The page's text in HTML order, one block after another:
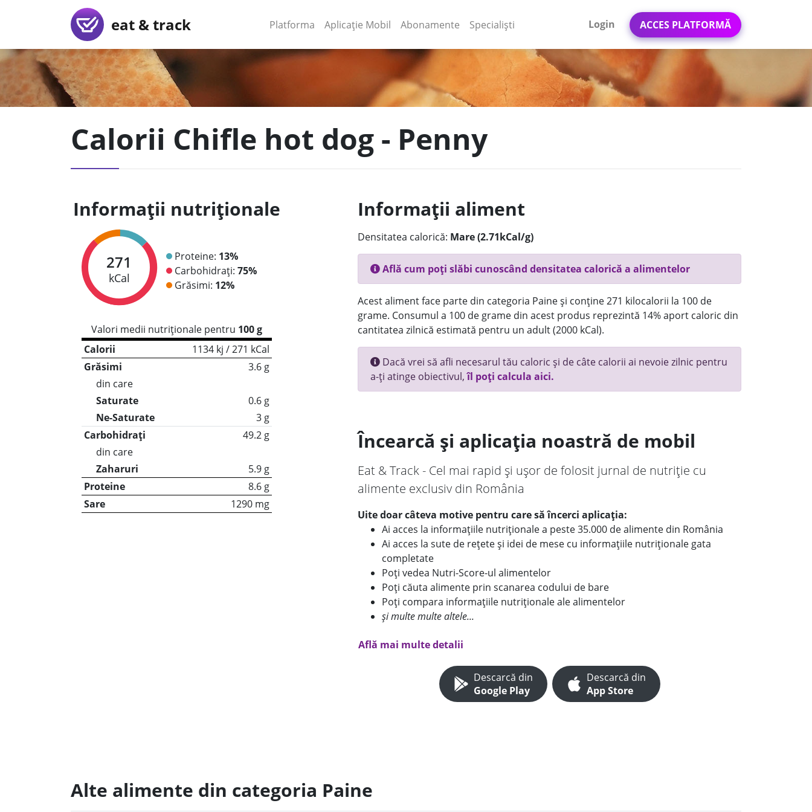
eat & track Platforma (current)
Aplicație Mobil (current)
Abonamente Specialiști Login ACCES PLATFORMĂ
Calorii Chifle hot dog - Penny
Informații nutriționale
271
kCal
Proteine: 13%
Carbohidrați: 75%
Grăsimi: 12%
Valori medii nutriționale pentru 100 g
Calorii
1134 kj / 271 kCal
Grăsimi
3.6 g
din care
Saturate
0.6 g
Ne-Saturate
3 g
Carbohidrați
49.2 g
din care
Zaharuri
5.9 g
Proteine
8.6 g
Sare
1290 mg
Informații aliment
Densitatea calorică: Mare (2.71kCal/g)
Află cum poți slăbi cunoscând densitatea calorică a alimentelor
Acest aliment face parte din categoria Paine și conține 271 kilocalorii la 100 de
grame. Consumul a 100 de grame din acest produs reprezintă 14% aport caloric din
cantitatea zilnică estimată pentru un adult (2000 kCal).
Dacă vrei să afli necesarul tău caloric și de câte calorii ai nevoie zilnic pentru
a-ți atinge obiectivul,îl poți calcula aici.
Încearcă și aplicația noastră de mobil
Eat & Track - Cel mai rapid și ușor de folosit jurnal de nutriție cu
alimente exclusiv din România
Uite doar câteva motive pentru care să încerci aplicația:
Ai acces la informațiile nutriționale a peste 35.000 de alimente din România
Ai acces la sute de rețete și idei de mese cu informațiile nutriționale gata
completate
Poți vedea Nutri-Score-ul alimentelor
Poți căuta alimente prin scanarea codului de bare
Poți compara informațiile nutriționale ale alimentelor
și multe multe altele...
Află mai multe detalii
Descarcă din
Google Play
Descarcă din
App Store
Alte alimente din categoria Paine